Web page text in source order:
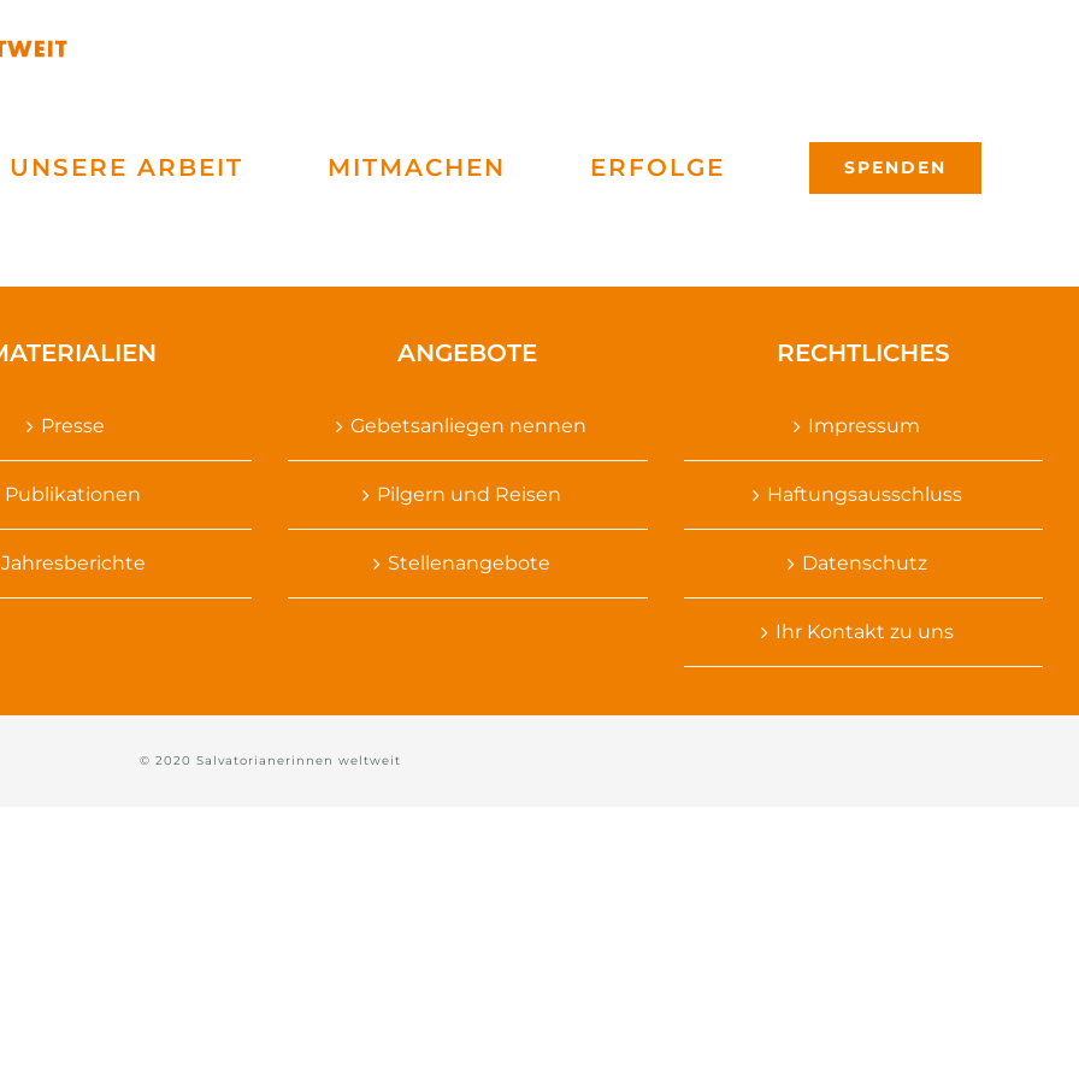
UNSERE ARBEIT MITMACHEN ERFOLGE SPENDEN
Presse
Publikationen
Jahresberichte
ANGEBOTE
Gebetsanliegen nennen
Pilgern und Reisen
Stellenangebote
RECHTLICHES
Impressum
Haftungsausschluss
Datenschutz
Ihr Kontakt zu uns
© 2020 Salvatorianerinnen weltweit